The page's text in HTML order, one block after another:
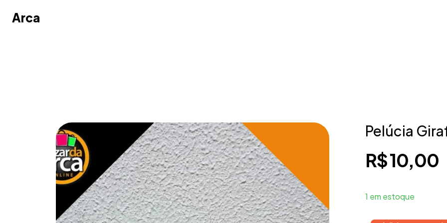
Arca
Arca
Pelúcia
R$10,00
1 em estoque